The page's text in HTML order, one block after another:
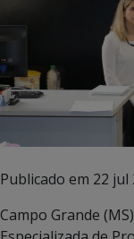
Publicado em 22 jul
Campo Grande